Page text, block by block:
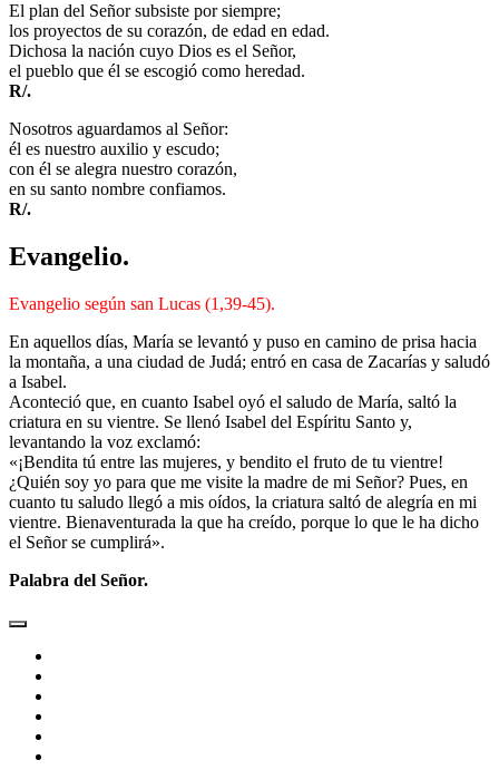
El plan del Señor subsiste por siempre;
los proyectos de su corazón, de edad en edad.
Dichosa la nación cuyo Dios es el Señor,
el pueblo que él se escogió como heredad.
R/.
Nosotros aguardamos al Señor:
él es nuestro auxilio y escudo;
con él se alegra nuestro corazón,
en su santo nombre confiamos.
R/.
Evangelio.
Evangelio según san Lucas (1,39-45).
En aquellos días, María se levantó y puso en camino de prisa hacia
la montaña, a una ciudad de Judá; entró en casa de Zacarías y saludó
a Isabel.
Aconteció que, en cuanto Isabel oyó el saludo de María, saltó la
criatura en su vientre. Se llenó Isabel del Espíritu Santo y,
levantando la voz exclamó:
«¡Bendita tú entre las mujeres, y bendito el fruto de tu vientre!
¿Quién soy yo para que me visite la madre de mi Señor? Pues, en
cuanto tu saludo llegó a mis oídos, la criatura saltó de alegría en mi
vientre. Bienaventurada la que ha creído, porque lo que le ha dicho
el Señor se cumplirá».
Palabra del Señor.